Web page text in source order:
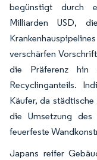
begünstigt durch
Milliarden USD,
verschärfen
die Präferenz hin
Recyclinganteils.
Käufer, da
die Umsetzung des
feuerfeste
Japans reifer